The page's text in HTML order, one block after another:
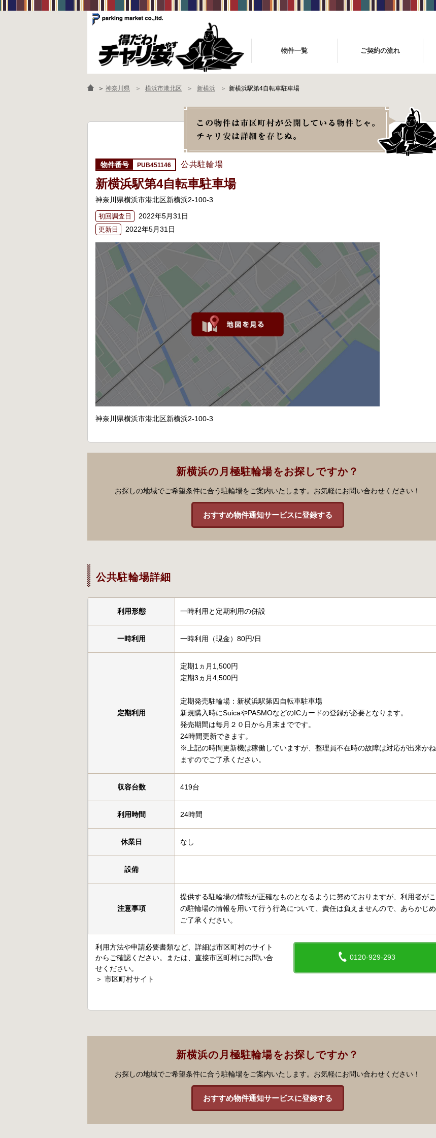
物件一覧 ご契約の流れ
＞ 神奈川県 横浜市港北区 新横浜 新横浜駅第4自転車駐車場
PUB451146 公共駐輪場
新横浜駅第4自転車駐車場
神奈川県横浜市港北区新横浜2-100-3
初回調査日 2022年5月31日
更新日 2022年5月31日
神奈川県横浜市港北区新横浜2-100-3
新横浜の月極駐輪場をお探しですか？
お探しの地域でご希望条件に合う駐輪場をご案内いたします。お気軽にお問い合わせください！
おすすめ物件通知サービスに登録する
公共駐輪場詳細
利用形態 一時利用と定期利用の併設
一時利用 一時利用（現金）80円/日
定期利用
定期1ヵ月1,500円
定期3ヵ月4,500円
定期発売駐輪場：新横浜駅第四自転車駐車場
新規購入時にSuicaやPASMOなどのICカードの登録が必要となります。
発売期間は毎月２０日から月末までです。
24時間更新できます。
※上記の時間更新機は稼働していますが、整理員不在時の故障は対応が出来かね
ますのでご了承ください。
収容台数 419台
利用時間 24時間
休業日 なし
設備
注意事項
提供する駐輪場の情報が正確なものとなるように努めておりますが、利用者がこ
の駐輪場の情報を用いて行う行為について、責任は負えませんので、あらかじめ
ご了承ください。
0120-929-293
利用方法や申請必要書類など、詳細は市区町村のサイト
からご確認ください。または、直接市区町村にお問い合
せください。
＞ 市区町村サイト
新横浜の月極駐輪場をお探しですか？
お探しの地域でご希望条件に合う駐輪場をご案内いたします。お気軽にお問い合わせください！
おすすめ物件通知サービスに登録する